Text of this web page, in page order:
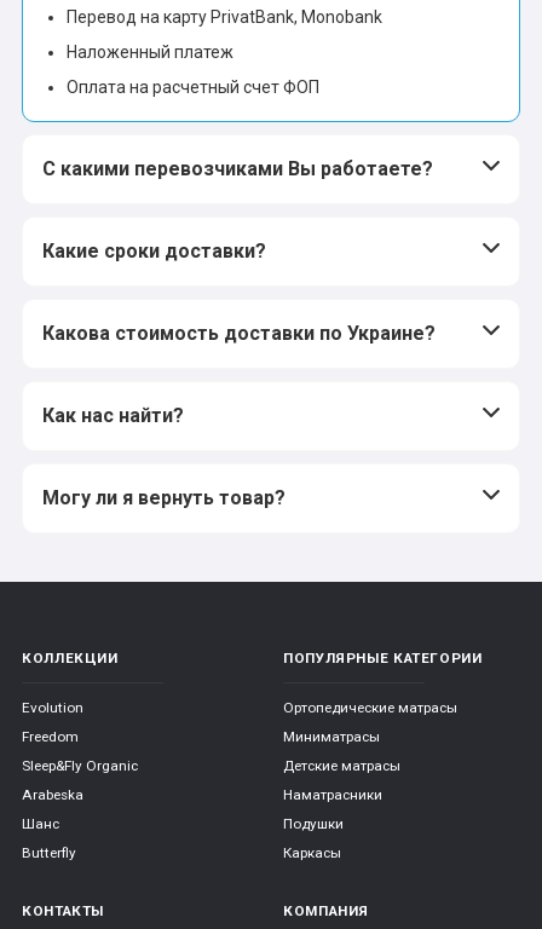
Перевод на карту PrivatBank, Monobank
Наложенный платеж
Оплата на расчетный счет ФОП
С какими перевозчиками Вы работаете?
Какие сроки доставки?
Какова стоимость доставки по Украине?
Как нас найти?
Могу ли я вернуть товар?
КОЛЛЕКЦИИ
Evolution
Freedom
Sleep&Fly Organic
Arabeska
Шанс
Butterfly
ПОПУЛЯРНЫЕ КАТЕГОРИИ
Ортопедические матрасы
Миниматрасы
Детские матрасы
Наматрасники
Подушки
Каркасы
КОНТАКТЫ КОМПАНИЯ